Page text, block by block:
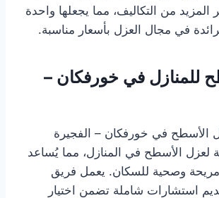
المزيد من التكاليف، مما يجعلها واحدة
في مجال العزل بأسعار مناسبة.
للمنازل في خورفكان –
الأسطح في خورفكان – الفجيرة
الأسطح في المنازل، مما يُساعد
وصحية للسكان. يعمل فريق
استشارات شاملة تضمن اختيار